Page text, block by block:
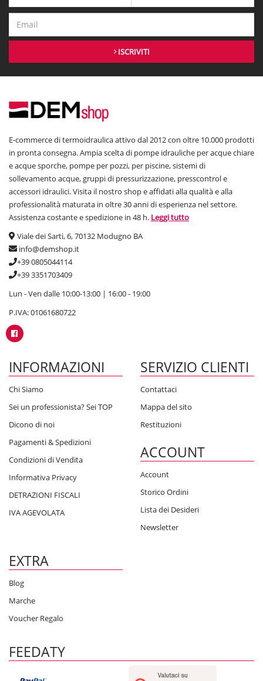
ISCRIVITI
E-commerce di termoidraulica attivo dal 2012 con oltre 10.000 prodotti
in pronta consegna. Ampia scelta di pompe idrauliche per acque chiare
e acque sporche, pompe per pozzi, per piscine, sistemi di
sollevamento acque, gruppi di pressurizzazione, presscontrol e
accessori idraulici. Visita il nostro shop e affidati alla qualità e alla
professionalità maturata in oltre 30 anni di esperienza nel settore.
Assistenza costante e spedizione in 48 h. Leggi tutto
Viale dei Sarti, 6, 70132 Modugno BA
info@demshop.it
+39 0805044114
+39 3351703409
Lun - Ven dalle 10:00-13:00 | 16:00 - 19:00
P.IVA: 01061680722
INFORMAZIONI
Chi Siamo
Sei un professionista? Sei TOP
Dicono di noi
Pagamenti & Spedizioni
Condizioni di Vendita
Informativa Privacy
DETRAZIONI FISCALI
IVA AGEVOLATA
SERVIZIO CLIENTI
Contattaci
Mappa del sito
Restituzioni
ACCOUNT
Account
Storico Ordini
Lista dei Desideri
Newsletter
EXTRA
Blog
Marche
Voucher Regalo
FEEDATY